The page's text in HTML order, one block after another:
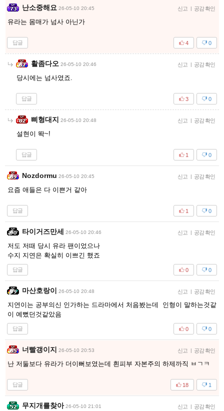
난소중해요 26-05-10 20:45 신고 | 공감 확인
유라는 몸매가 넘사 아닌가
답글 0
4
활좀다오 26-05-10 20:46 신고 | 공감 확인
당시에는 넘사였죠.
답글 0
3
삐형대지 26-05-10 20:48 신고 | 공감 확인
설현이 똭~!
답글 0
1
Nozdormu 26-05-10 20:45 신고 | 공감 확인
요즘 애들은 다 이쁜거 같아
답글 0
1
타이거즈만세 26-05-10 20:46 신고 | 공감 확인
저도 저때 당시 유라 팬이었으나
수지 지연은 확실히 이쁘긴 했죠
답글 0
0
마산호랑이 26-05-10 20:48 신고 | 공감 확인
지연이는 공부의신 인가하는 드라마에서 처음봤는데 인형이 말하는것같
이 예뻤던것같았음
답글 0
0
너빨갱이지 26-05-10 20:53 신고 | 공감 확인
난 저둘보다 유라가 더이뻐보였는데 흰피부 자본주의 하제까직 ㅂㄱㅋ
답글 1
18
무지개를찾아 26-05-10 21:01 신고 | 공감 확인